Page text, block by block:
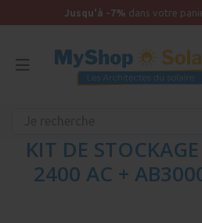
Jusqu'à -7% dans votre
KIT DE
2400 AC +